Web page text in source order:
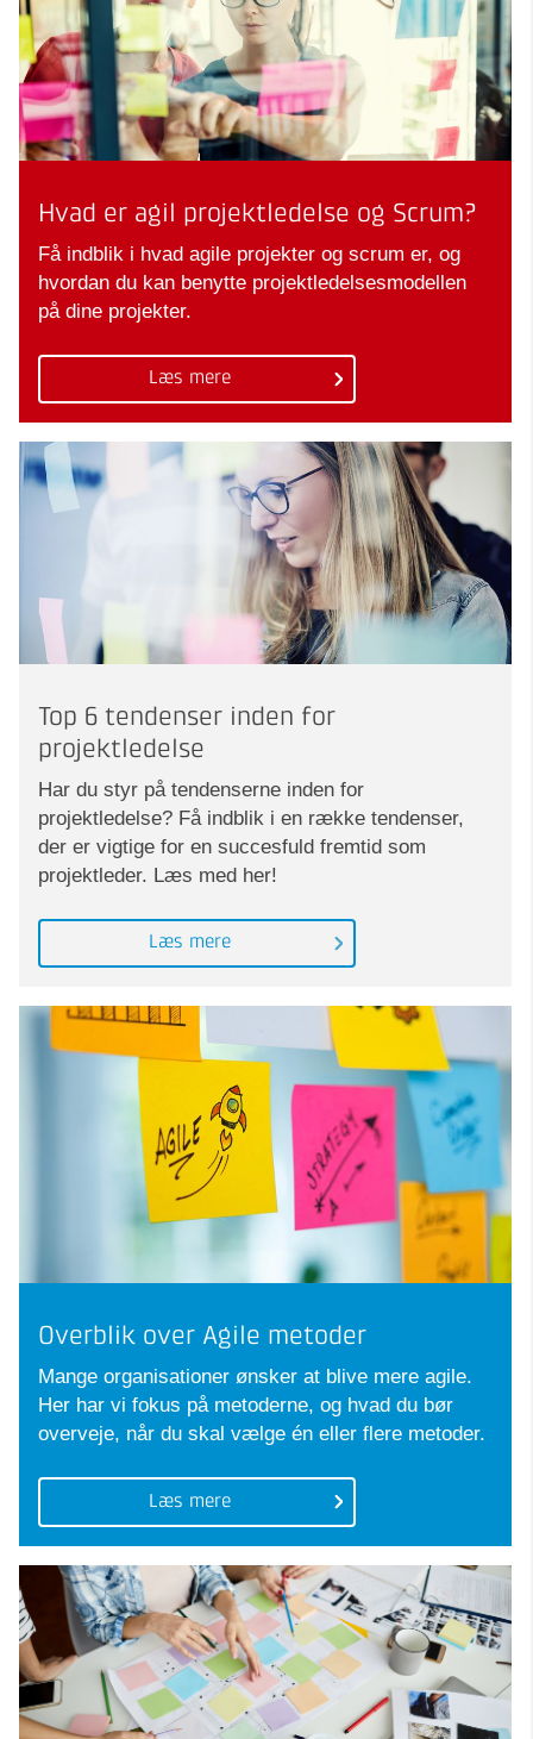
Hvad er agil projektledelse og Scrum?
Få indblik i hvad agile projekter og scrum er, og
hvordan du kan benytte projektledelsesmodellen
på dine projekter.
Læs mere
Top 6 tendenser inden for
projektledelse
Har du styr på tendenserne inden for
projektledelse? Få indblik i en række tendenser,
der er vigtige for en succesfuld fremtid som
projektleder. Læs med her!
Læs mere
Overblik over Agile metoder
Mange organisationer ønsker at blive mere agile.
Her har vi fokus på metoderne, og hvad du bør
overveje, når du skal vælge én eller flere metoder.
Læs mere